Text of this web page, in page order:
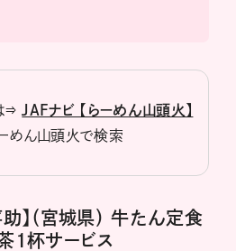
⇒ JAFナビ 【らーめん山頭火】
めん山頭火で検索
】（宮城県） 牛たん定食
1杯サービス